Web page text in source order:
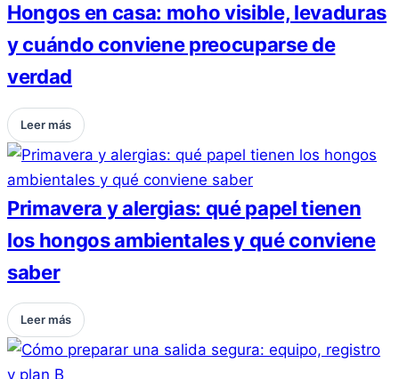
Hongos en casa: moho visible, levaduras
y cuándo conviene preocuparse de
verdad
Leer más
Primavera y alergias: qué papel tienen
los hongos ambientales y qué conviene
saber
Leer más